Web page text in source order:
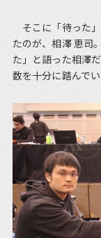
そこに「待った
たのが、相澤 恵司
た」と語った相澤
数を十分に踏んで